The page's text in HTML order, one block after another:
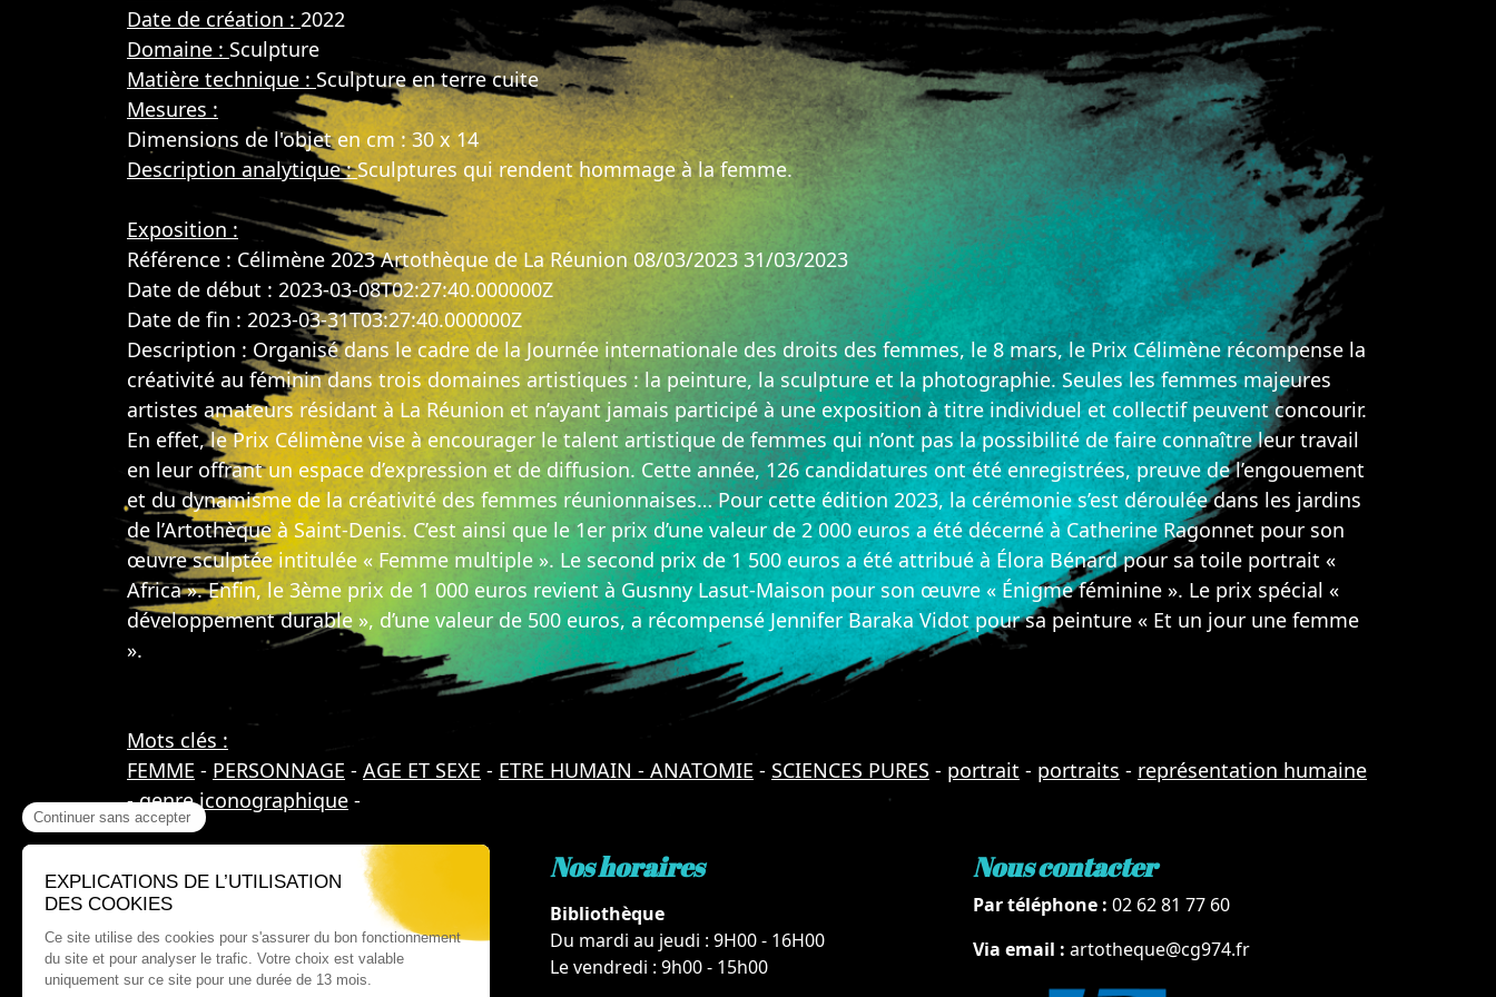
Date de création : 2022
Domaine : Sculpture
Matière technique : Sculpture en terre cuite
Mesures :
Dimensions de l'objet en cm : 30 x 14
Description analytique :Sculptures qui rendent hommage à la femme.
Exposition :
Référence : Célimène 2023 Artothèque de La Réunion 08/03/2023 31/03/2023
Date de début : 2023-03-08T02:27:40.000000Z
Date de fin : 2023-03-31T03:27:40.000000Z
Description : Organisé dans le cadre de la Journée internationale des droits des femmes, le 8 mars, le Prix Célimène récompense la
créativité au féminin dans trois domaines artistiques : la peinture, la sculpture et la photographie. Seules les femmes majeures
artistes amateurs résidant à La Réunion et n’ayant jamais participé à une exposition à titre individuel et collectif peuvent concourir.
En effet, le Prix Célimène vise à encourager le talent artistique de femmes qui n’ont pas la possibilité de faire connaître leur travail
en leur offrant un espace d’expression et de diffusion. Cette année, 126 candidatures ont été enregistrées, preuve de l’engouement
et du dynamisme de la créativité des femmes réunionnaises… Pour cette édition 2023, la cérémonie s’est déroulée dans les jardins
de l’Artothèque à Saint-Denis. C’est ainsi que le 1er prix d’une valeur de 2 000 euros a été décerné à Catherine Ragonnet pour son
œuvre sculptée intitulée « Femme multiple ». Le second prix de 1 500 euros a été attribué à Élora Bénard pour sa toile portrait «
Africa ». Enfin, le 3ème prix de 1 000 euros revient à Gusnny Lasut-Maison pour son œuvre « Énigme féminine ». Le prix spécial «
développement durable », d’une valeur de 500 euros, a récompensé Jennifer Baraka Vidot pour sa peinture « Et un jour une femme
».
Mots clés :
FEMME - PERSONNAGE - AGE ET SEXE - ETRE HUMAIN - ANATOMIE - SCIENCES PURES - portrait - portraits - représentation humaine
-genre iconographique -
Où nous trouver ?
60 rue Victor Le Vigoureux,
97410 Saint Pierre
Nos horaires
Bibliothèque
Du mardi au jeudi : 9H00 - 16H00
Le vendredi : 9h00 - 15h00
Nous contacter
Par téléphone : 02 62 81 77 60
Via email : artotheque@cg974.fr